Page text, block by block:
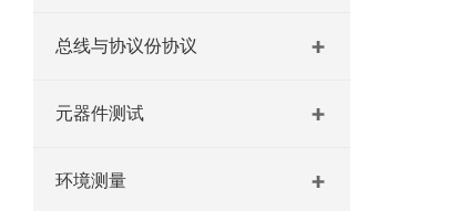
总线与协议份协议
元器件测试
环境测量